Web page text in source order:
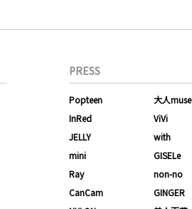
PRESS
Popteen 大人muse
InRed
ViVi
JELLY
with
mini
GISELe
Ray
non-no
CanCam
GINGER